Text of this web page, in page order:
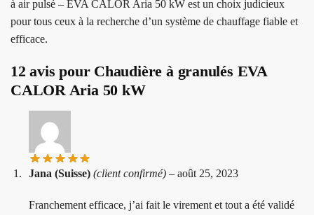
à air pulsé – EVA CALOR Aria 50 kW est un choix judicieux
pour tous ceux à la recherche d’un système de chauffage fiable et
efficace.
12 avis pour Chaudière à granulés EVA
CALOR Aria 50 kW
Jana (Suisse) (client confirmé) – août 25, 2023
Franchement efficace, j’ai fait le virement et tout a été validé